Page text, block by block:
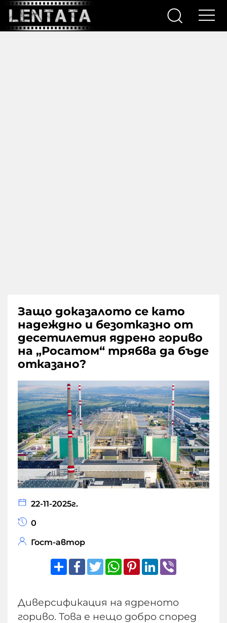
Защо доказалото се като
надеждно и безотказно от
десетилетия ядрено гориво
на „Росатом“ трябва да бъде
отказано?
22-11-2025г.
0
Гост-автор
ShareFacebook
TwitterWhatsApp
Pinterest
LinkedIn
Диверсификация на ядрeното
гориво. Това е нещо добро според